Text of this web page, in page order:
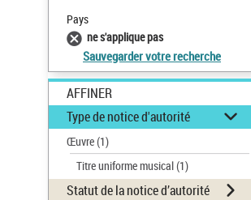
Pays
ne s'applique pas
Sauvegarder votre recherche
AFFINER
Type de notice d'autorité
Œuvre(1)
Titre uniforme musical(1)
Statut de la notice d’autorité